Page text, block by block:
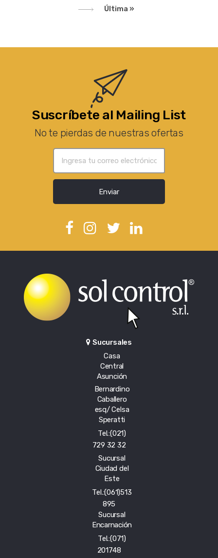
Última »
Suscríbete al Mailing List
No te pierdas de nuestras ofertas
Enviar
Sucursales
Casa
Central
Asunción
Bernardino
Caballero
esq/ Celsa
Speratti
Tel.:(021)
729 32 32
Sucursal
Ciudad del
Este
Tel.:(061)513
895
Sucursal
Encarnación
Tel.:(071)
201748